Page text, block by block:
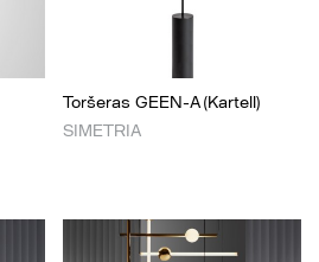
Toršeras GEEN-A (Kartell)
SIMETRIA